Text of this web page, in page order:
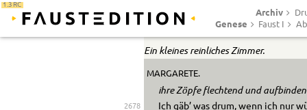
1.3 RC
Archiv
Genese Faust I
Ein kleines reinliches Zimmer.
MARGARETE.
ihre Zöpfe flechtend und
2678
Ich gäb’ was drum, wenn ich nur